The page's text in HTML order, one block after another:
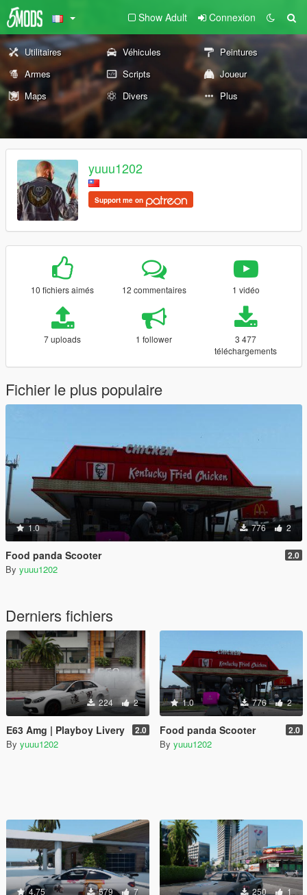
Show Adult Connexion
Utilitaires Véhicules
Peintures
Armes
Scripts
Joueur
Maps
Divers Plus
yuuu1202
Support me on
10 fichiers aimés 12 commentaires 1 vidéo
7 uploads 1 follower
3 477
téléchargements
Fichier le plus populaire
1.0 776 2
Food panda Scooter 2.0
By yuuu1202
Derniers fichiers
224 2
E63 Amg | Playboy Livery 2.0
By yuuu1202
1.0 776 2
Food panda Scooter 2.0
By yuuu1202
4.75 579 7 250 1